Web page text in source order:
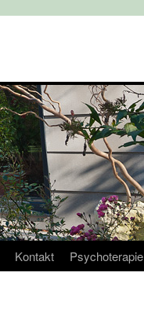
Kontakt Psychoterapie